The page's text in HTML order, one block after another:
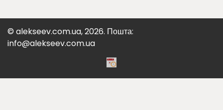
© alekseev.com.ua, 2026. Пошта:
info@alekseev.com.ua